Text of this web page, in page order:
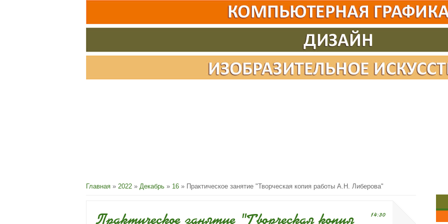
Главная » 2022 » Декабрь » 16 » Практическое занятие "Творческая копия работы А.Н. Либерова"
14:30
Практическое занятие "Творческая копия